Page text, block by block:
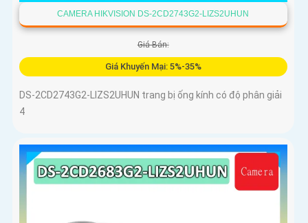
CAMERA HIKVISION DS-2CD2743G2-LIZS2UHUN
Giá Bán:
Giá Khuyến Mại: 5%-35%
DS-2CD2743G2-LIZS2UHUN trang bị ống kính có độ phân giải
4